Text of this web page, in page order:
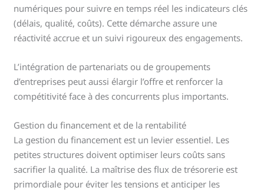
numériques pour suivre en temps réel les indicateurs clés
(délais, qualité, coûts). Cette démarche assure une
réactivité accrue et un suivi rigoureux des engagements.
L’intégration de partenariats ou de groupements
d’entreprises peut aussi élargir l’offre et renforcer la
compétitivité face à des concurrents plus importants.
Gestion du financement et de la rentabilité
La gestion du financement est un levier essentiel. Les
petites structures doivent optimiser leurs coûts sans
sacrifier la qualité. La maîtrise des flux de trésorerie est
primordiale pour éviter les tensions et anticiper les